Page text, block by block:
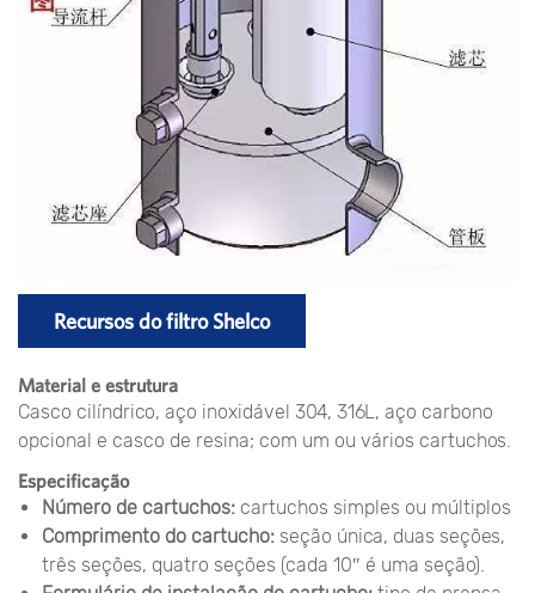
Recursos do filtro Shelco
Material e estrutura
Casco cilíndrico, aço inoxidável 304, 316L, aço carbono
opcional e casco de resina; com um ou vários cartuchos.
Especificação
Número de cartuchos: cartuchos simples ou múltiplos
Comprimento do cartucho: seção única, duas seções,
três seções, quatro seções (cada 10″ é uma seção).